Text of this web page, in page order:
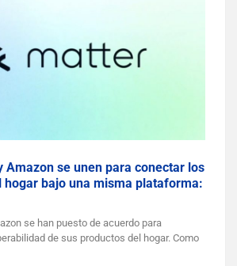
Amazon se unen para conectar los
hogar bajo una misma plataforma:
se han puesto de acuerdo para
de sus productos del hogar. Como